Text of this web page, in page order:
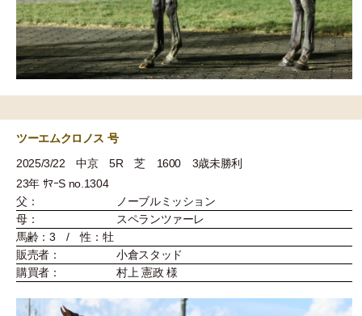
ツーエムクロノス 号
2025/3/22 中京 5R 芝 1600 3歳未勝利
23年 ｻﾏｰS no.1304
父：
ノーブルミッション
母：
スペランツァーレ
馬齢：3 / 性：牡
販売者：
小倉スタッド
購買者：
村上 憲政 様